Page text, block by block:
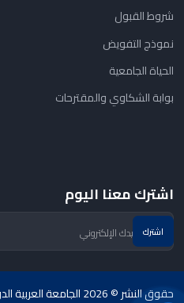
شروط القبول
نموذج التفويض
الحياة الجامعية
بوابة الشكاوي والمقترحات
اشترك معنا اليوم
حقوق النشر © 2026 الجامعة العربية الدولية (AIU). جميع الحقوق محفوظة.